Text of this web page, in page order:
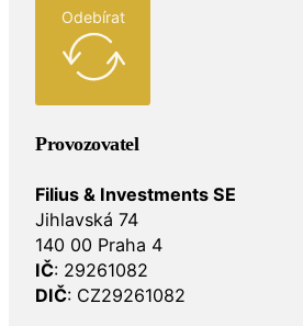
Odebírat
Provozovatel
Filius & Investments SE
Jihlavská 74
140 00 Praha 4
IČ: 29261082
DIČ: CZ29261082